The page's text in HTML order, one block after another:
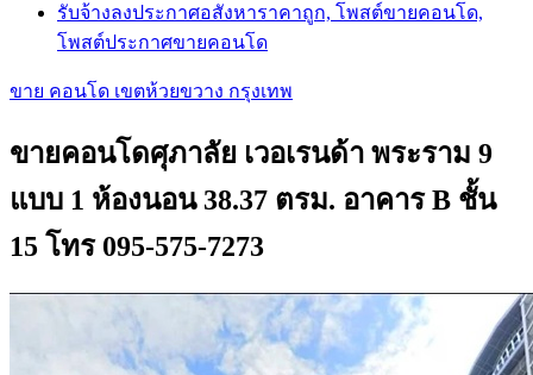
รับจ้างลงประกาศอสังหาราคาถูก, โพสต์ขายคอนโด,
โพสต์ประกาศขายคอนโด
ขาย คอนโด เขตห้วยขวาง กรุงเทพ
ขายคอนโดศุภาลัย เวอเรนด้า พระราม 9
แบบ 1 ห้องนอน 38.37 ตรม. อาคาร B ชั้น
15 โทร 095-575-7273